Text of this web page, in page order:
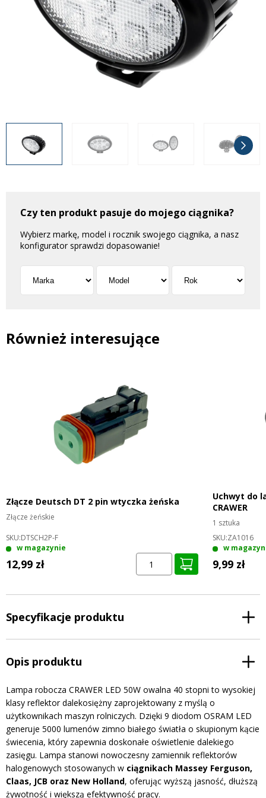
Często zadawane pytania
Kontakt
Bezpłatny projekt oświetlenia
+48 81 884 70 94
Często zadawane pytania
Kontakt
Czy ten produkt pasuje do mojego ciągnika?
Wybierz markę, model i rocznik swojego ciągnika, a nasz
konfigurator sprawdzi dopasowanie!
Również interesujące
Złącze Deutsch DT 2 pin wtyczka żeńska
Złącze żeńskie
SKU:DTSCH2P-F
w magazynie
12,99 zł
Uchwyt do
CRAWER
1 sztuka
SKU:ZA1016
w
9,99 zł
Specyfikacje produktu
Opis produktu
Lampa robocza CRAWER LED 50W owalna 40 stopni to wysokiej
klasy reflektor dalekosiężny zaprojektowany z myślą o
użytkownikach maszyn rolniczych. Dzięki 9 diodom OSRAM LED
generuje 5000 lumenów zimno białego światła o skupionym kącie
świecenia, który zapewnia doskonałe oświetlenie dalekiego
zasięgu. Lampa stanowi nowoczesny zamiennik reflektorów
halogenowych stosowanych w ciągnikach Massey Ferguson,
Claas, JCB oraz New Holland, oferując wyższą jasność, dłuższą
żywotność i większą efektywność pracy.